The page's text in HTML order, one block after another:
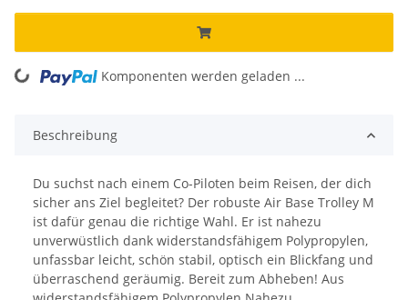
Loading... Komponenten werden geladen ...
Beschreibung
Du suchst nach einem Co-Piloten beim Reisen, der dich
sicher ans Ziel begleitet? Der robuste Air Base Trolley M
ist dafür genau die richtige Wahl. Er ist nahezu
unverwüstlich dank widerstandsfähigem Polypropylen,
unfassbar leicht, schön stabil, optisch ein Blickfang und
überraschend geräumig. Bereit zum Abheben! Aus